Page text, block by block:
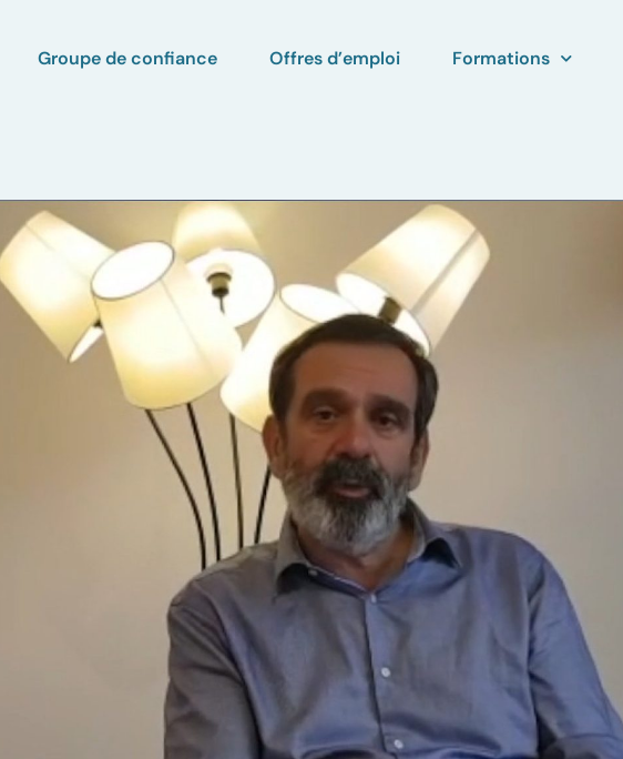
Groupe de confiance Offres d’emploi Formations